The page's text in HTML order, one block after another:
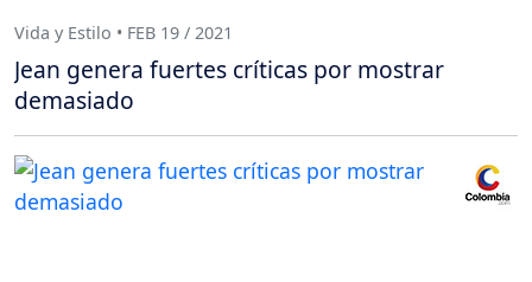
Vida y Estilo • FEB 19 / 2021
Jean genera fuertes críticas por mostrar
demasiado